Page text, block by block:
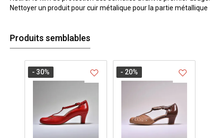
Nettoyer un produit pour cuir métalique pour la partie métallique
Produits semblables
- 30% - 20%